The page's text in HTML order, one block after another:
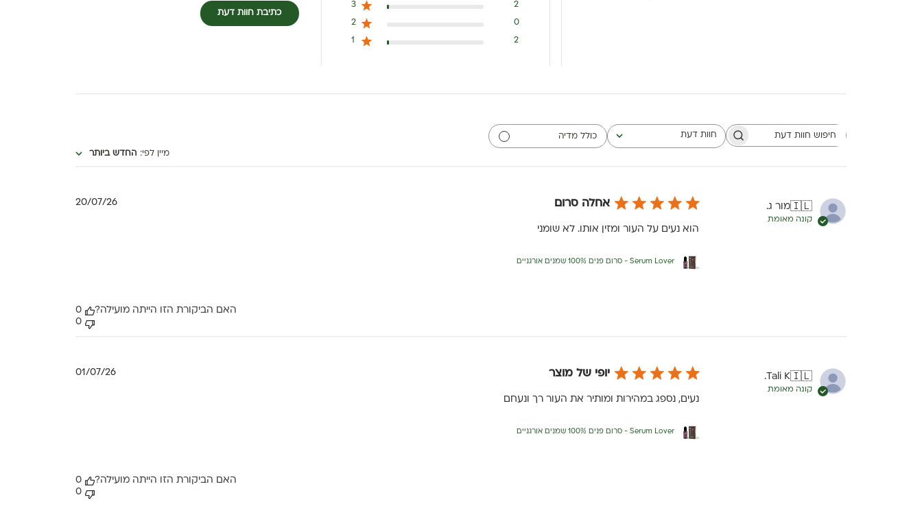
3 2
2 0
1 2
כתיבת חוות דעת
חיפוש חוות דעת
חוות דעת כולל מדיה
מיין לפי: החדש ביותר
🇮🇱מור ג.
קונה מאומת
אחלה סרום
הוא נעים על העור ומזין אותו. לא שומני
Serum Lover - סרום פנים 100% שמנים אורגניים
תאריך20/07/26
האם הביקורת הזו הייתה מועילה?
0
0
🇮🇱
Tali K.
קונה מאומת
יופי של מוצר
נעים, נספג במהירות ומותיר את העור רך ונעחם
Serum Lover - סרום פנים 100% שמנים אורגניים
תאריך01/07/26
האם הביקורת הזו הייתה מועילה?
0
0